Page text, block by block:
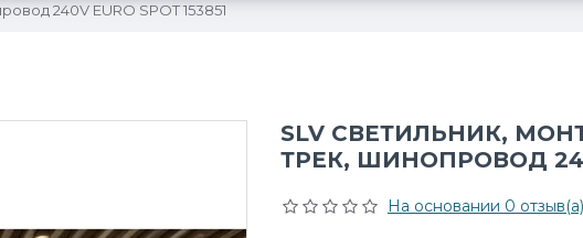
240V EURO SPOT 153851
SLV СВЕТИЛЬНИК,
ТРЕК, ШИНОПРОВОД
На основании 0